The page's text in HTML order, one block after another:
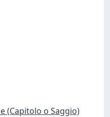
(Capitolo o Saggio)